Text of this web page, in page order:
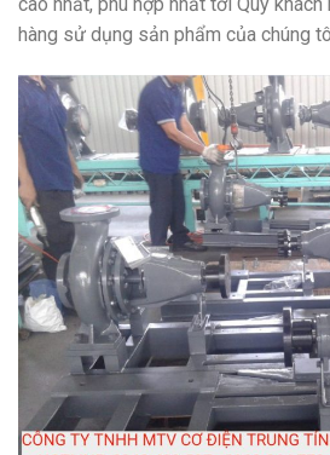
hàng sử dụng sản phẩm của chúng